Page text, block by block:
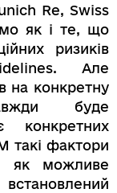
Re, Swiss
як і те, що
ризиків
Але
на конкретну
буде
конкретних
такі фактори
як можливе